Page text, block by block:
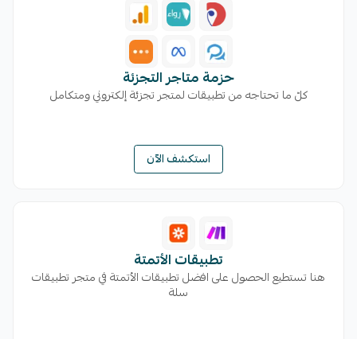
حزمة متاجر التجزئة
كلّ ما تحتاجه من تطبيقات لمتجر تجزئة إلكتروني ومتكامل
استكشف الآن
تطبيقات الأتمتة
هنا تستطيع الحصول على افضل تطبيقات الأتمتة في متجر تطبيقات
سلة